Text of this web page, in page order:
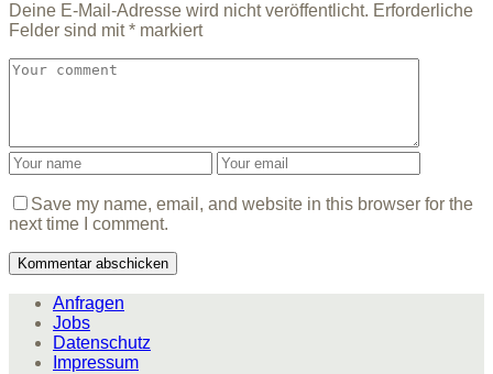
Deine E-Mail-Adresse wird nicht veröffentlicht. Erforderliche
Felder sind mit* markiert
Save my name, email, and website in this browser for the
next time I comment.
Anfragen
Jobs
Datenschutz
Impressum